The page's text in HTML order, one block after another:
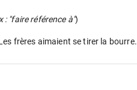
: "faire référence à")
frères aimaient se tirer la bourre.